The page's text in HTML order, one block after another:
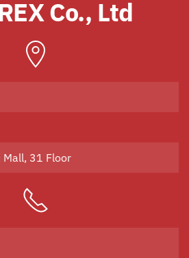
Co., Ltd
Mall, 31 Floor